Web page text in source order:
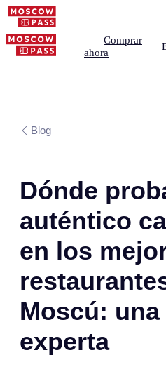
Comprar
ahora
Blog
Dónde
auténtico
en los
Moscú:
experta